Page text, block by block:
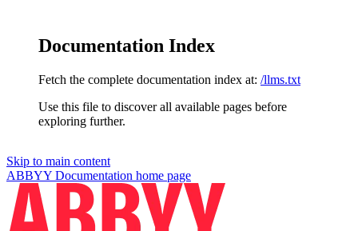
Documentation Index
Fetch the complete documentation index at: /llms.txt
Use this file to discover all available pages before
exploring further.
Skip to main content
ABBYY Documentation home page